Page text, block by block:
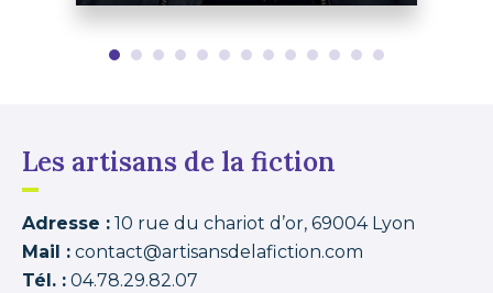
Les artisans de la fiction
Adresse : 10 rue du chariot d’or, 69004 Lyon
Mail : contact@artisansdelafiction.com
Tél. : 04.78.29.82.07